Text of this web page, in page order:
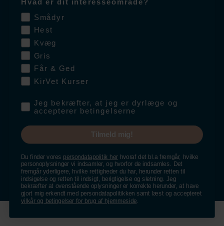
Indberet bivirkninger
på
pv@salfarm.dk
på bivirknings-tlf.
© 2023 Salfarm Danmark A/S //Vilkår og betingelser
Persondatapolitik//
Hvad er dit interesseområde?
Smådyr
Hest
Kvæg
Gris
Får & Ged
KirVet Kurser
Permission
Jeg bekræfter, at jeg er dyrlæge og
accepterer betingelserne
Tilmeld mig!
Du finder vores persondatapolitik herhvoraf det bl.a fremgår, hvilke
personoplysninger vi indsamler, og hvorfor de indsamles. Det
fremgår yderligere, hvilke rettigheder du har, herunder retten til
indsigelse og retten til indsigt, berigtigelse og sletning. Jeg
bekræfter at ovenstående oplysninger er korrekte herunder, at have
gjort mig erkendt med persondatapolitikken samt læst og accepteret
vilkår og betingelser for brug af hjemmeside